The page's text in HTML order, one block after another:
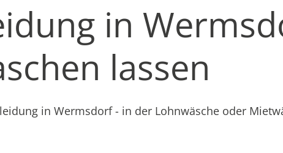
in
lassen
in Wermsdorf - in der Lohnwäsche oder